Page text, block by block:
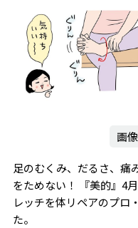
画
足のむくみ、だるさ、
をためない！ 『美的』4
レッチを体リペアのプロ
た。